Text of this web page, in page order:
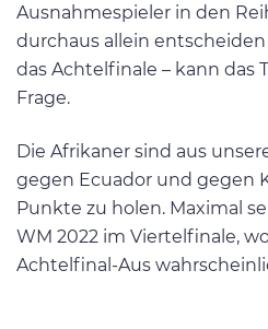
Ausnahmespieler in den
durchaus allein entscheiden
das Achtelfinale – kann das
Frage.
Die Afrikaner sind aus
gegen Ecuador und gegen
Punkte zu holen. Maximal
WM 2022 im Viertelfinale,
Achtelfinal-Aus